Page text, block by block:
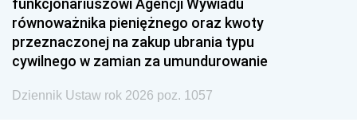
1948 1947
1945 1944 1939
1938 1937 1936
1935 1934
równoważnika pieniężnego oraz kwoty
przeznaczonej na zakup ubrania typu
cywilnego w zamian za umundurowanie
Dziennik Ustaw rok 2026 poz. 1057